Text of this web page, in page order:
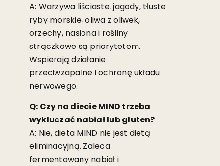
A: Warzywa liściaste, jagody, tłuste
ryby morskie, oliwa z oliwek,
orzechy, nasiona i rośliny
strączkowe są priorytetem.
Wspierają działanie
przeciwzapalne i ochronę układu
nerwowego.
Q: Czy na diecie MIND trzeba
wykluczać nabiał lub gluten?
A: Nie, dieta MIND nie jest dietą
eliminacyjną. Zaleca
fermentowany nabiał i